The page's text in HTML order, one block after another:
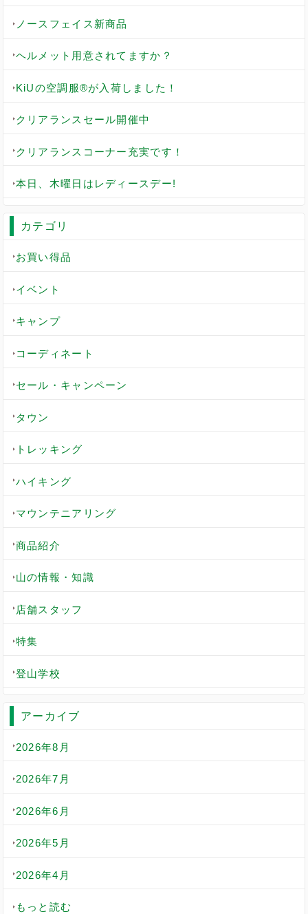
ノースフェイス新商品
ヘルメット用意されてますか？
KiUの空調服®︎が入荷しました！
クリアランスセール開催中
クリアランスコーナー充実です！
本日、木曜日はレディースデー!
カテゴリ
お買い得品
イベント
キャンプ
コーディネート
セール・キャンペーン
タウン
トレッキング
ハイキング
マウンテニアリング
商品紹介
山の情報・知識
店舗スタッフ
特集
登山学校
アーカイブ
2026年8月
2026年7月
2026年6月
2026年5月
2026年4月
もっと読む